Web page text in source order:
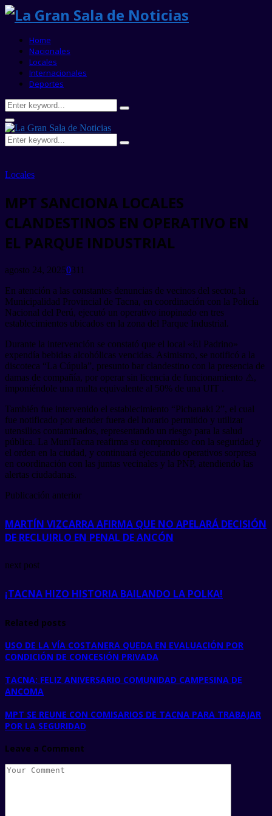
Home
Nacionales
Locales
Internacionales
Deportes
Search
for:
Search
Primary
Menu
Search
for:
Search
Locales
MPT SANCIONA LOCALES
CLANDESTINOS EN OPERATIVO EN
EL PARQUE INDUSTRIAL
agosto 24, 20250311
En atención a las constantes denuncias de vecinos del sector, la
Municipalidad Provincial de Tacna, en coordinación con la Policía
Nacional del Perú, ejecutó un operativo inopinado en tres
establecimientos ubicados en la zona del Parque Industrial.
Durante la intervención se constató que el local «El Padrino»
expendía bebidas alcohólicas vencidas. Asimismo, se notificó a la
discoteca “La Cúpula”, presunto bar clandestino con la presencia de
damas de compañía, por operar sin licencia de funcionamiento ⚠,
imponiéndole una multa equivalente al 50% de una UIT .
También fue intervenido el establecimiento “Pichanaki 2”, el cual
fue notificado por atender fuera del horario permitido y utilizar
utensilios contaminados, representando un riesgo para la salud
pública. La MuniTacna reafirma su compromiso con la seguridad y
el orden en la ciudad, y continuará ejecutando operativos sorpresa
en coordinación con las juntas vecinales y la PNP, atendiendo las
alertas ciudadanas.
Publicación anterior
MARTÍN VIZCARRA AFIRMA QUE NO APELARÁ DECISIÓN
DE RECLUIRLO EN PENAL DE ANCÓN
next post
¡TACNA HIZO HISTORIA BAILANDO LA POLKA!
Related posts
USO DE LA VÍA COSTANERA QUEDA EN EVALUACIÓN POR
CONDICIÓN DE CONCESIÓN PRIVADA
TACNA: FELIZ ANIVERSARIO COMUNIDAD CAMPESINA DE
ANCOMA
MPT SE REUNE CON COMISARIOS DE TACNA PARA TRABAJAR
POR LA SEGURIDAD
Leave a Comment